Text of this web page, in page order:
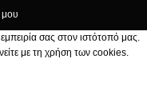
μου
σας στον ιστότοπό μας.
με τη χρήση των cookies.